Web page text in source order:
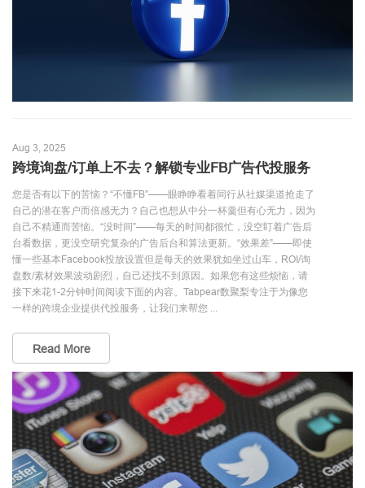
Aug 3, 2025
跨境询盘/订单上不去？解锁专业FB广告代投服务
您是否有以下的苦恼？“不懂FB”——眼睁睁看着同行从社媒渠道抢走了
自己的潜在客户而倍感无力？自己也想从中分一杯羹但有心无力，因为
自己不精通而苦恼。“没时间”——每天的时间都很忙，没空盯着广告后
台看数据，更没空研究复杂的广告后台和算法更新。“效果差”——即使
懂一些基本Facebook投放设置但是每天的效果犹如坐过山车，ROI/询
盘数/素材效果波动剧烈，自己还找不到原因。如果您有这些烦恼，请
接下来花1-2分钟时间阅读下面的内容。Tabpear数聚梨专注于为像您
一样的跨境企业提供代投服务，让我们来帮您 ...
Read More